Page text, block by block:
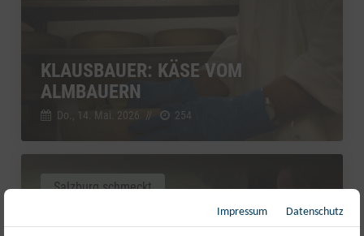
KLAUSBAUER: KÄSE VOM
ALMBAUERN
Do., 14. Mai. 2026 // 254
Salzburg schmeckt
Impressum Datenschutz